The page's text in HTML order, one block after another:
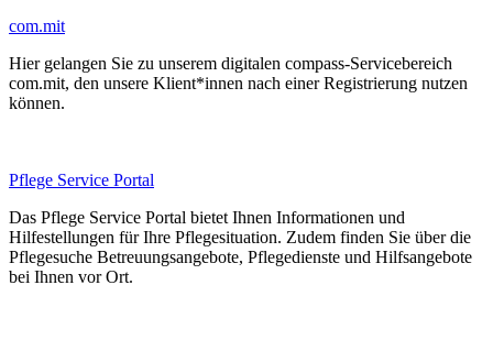
com.mit
Hier gelangen Sie zu unserem digitalen compass-Servicebereich
com.mit, den unsere Klient*innen nach einer Registrierung nutzen
können.
Pflege Service Portal
Das Pflege Service Portal bietet Ihnen Informationen und
Hilfestellungen für Ihre Pflegesituation. Zudem finden Sie über die
Pflegesuche Betreuungsangebote, Pflegedienste und Hilfsangebote
bei Ihnen vor Ort.